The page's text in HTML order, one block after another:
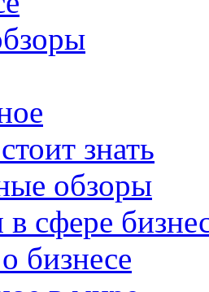
знать
обзоры
сфере
бизнесе